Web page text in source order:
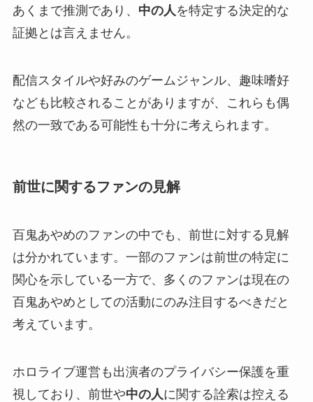
あくまで推測であり、 中の人 を特定する決定的な
証拠とは言えません。
配信スタイルや好みのゲームジャンル、趣味嗜好
なども比較されることがありますが、これらも偶
然の一致である可能性も十分に考えられます。
前世に関するファンの見解
百鬼あやめのファンの中でも、前世に対する見解
は分かれています。一部のファンは前世の特定に
関心を示している一方で、多くのファンは現在の
百鬼あやめとしての活動にのみ注目するべきだと
考えています。
ホロライブ運営も出演者のプライバシー保護を重
視しており、前世や中の人 に関する詮索は控える